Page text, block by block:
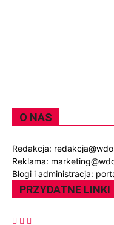
O NAS
Redakcja:
Reklama:
Blogi i administracja:
PRZYDATNE LINKI